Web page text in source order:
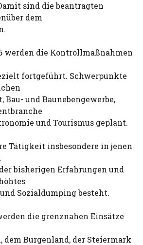
sind die beantragten
dem
werden die Kontrollmaßnahmen
fortgeführt. Schwerpunkte
Bau- und Baunebengewerbe,
und Tourismus geplant.
Tätigkeit insbesondere in jenen
bisherigen Erfahrungen und
Sozialdumping besteht.
die grenznahen Einsätze
dem Burgenland, der Steiermark